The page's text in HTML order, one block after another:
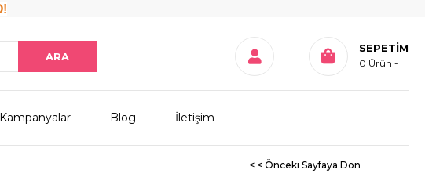
SEPETIM
0 Ürün
Kampanyalar Blog İletişim
< < Önceki Sayfaya Dön